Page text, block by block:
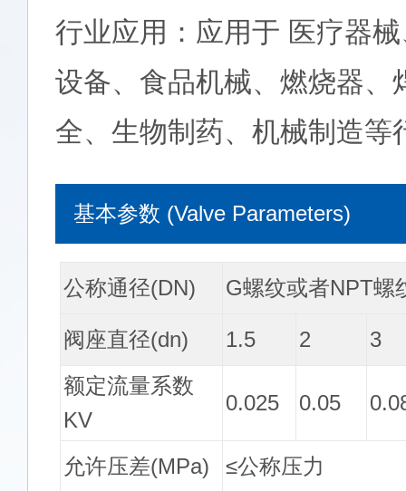
行业应用：应用于 医疗器
设备、食品机械、燃烧器、
全、生物制药、机械制造等
基本参数 (Valve Parameters)
公称通径(DN) G螺纹或者NPT螺
阀座直径(dn) 1.5 2
3
额定流量系数
KV
0.025 0.05
允许压差(MPa) ≤公称压力